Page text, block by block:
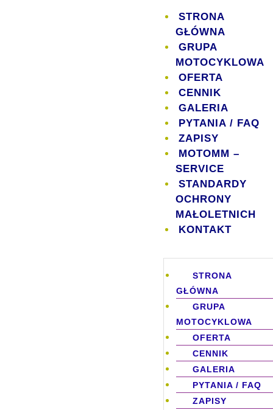
STRONA
GŁÓWNA
GRUPA
MOTOCYKLOWA
OFERTA
CENNIK
GALERIA
PYTANIA / FAQ
ZAPISY
MOTOMM –
SERVICE
STANDARDY
OCHRONY
MAŁOLETNICH
KONTAKT
STRONA
GŁÓWNA
GRUPA
MOTOCYKLOWA
OFERTA
CENNIK
GALERIA
PYTANIA / FAQ
ZAPISY